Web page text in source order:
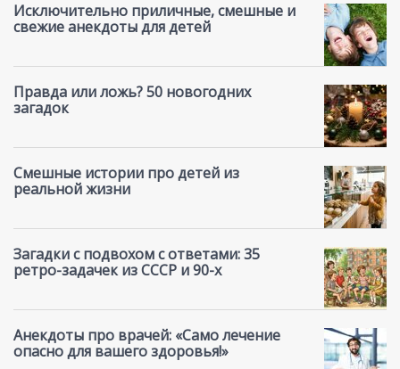
Исключительно приличные, смешные и
свежие анекдоты для детей
Правда или ложь? 50 новогодних
загадок
Смешные истории про детей из
реальной жизни
Загадки с подвохом с ответами: 35
ретро-задачек из СССР и 90-х
Анекдоты про врачей: «Само лечение
опасно для вашего здоровья!»